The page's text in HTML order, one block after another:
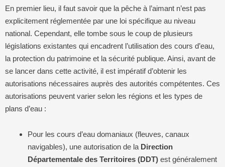
En premier lieu, il faut savoir que la pêche à l’aimant n’est pas
explicitement réglementée par une loi spécifique au niveau
national. Cependant, elle tombe sous le coup de plusieurs
législations existantes qui encadrent l’utilisation des cours d’eau,
la protection du patrimoine et la sécurité publique. Ainsi, avant de
se lancer dans cette activité, il est impératif d’obtenir les
autorisations nécessaires auprès des autorités compétentes. Ces
autorisations peuvent varier selon les régions et les types de
plans d’eau :
Pour les cours d’eau domaniaux (fleuves, canaux
navigables), une autorisation de la Direction
Départementale des Territoires (DDT) est généralement